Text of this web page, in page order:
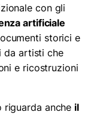
con gli
artificiale
storici e
da artisti che
e ricostruzioni
anche il